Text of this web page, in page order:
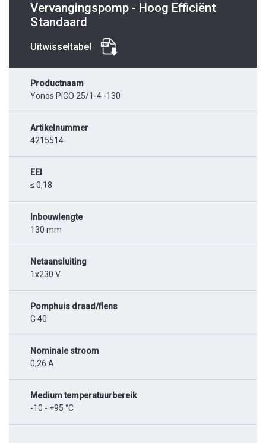
Vervangingspomp - Hoog Efficiënt
Standaard
Uitwisseltabel
Productnaam
Yonos PICO 25/1-4 -130
Artikelnummer
4215514
EEI
≤ 0,18
Inbouwlengte
130 mm
Netaansluiting
1x230 V
Pomphuis draad/flens
G 40
Nominale stroom
0,26 A
Medium temperatuurbereik
-10 - +95 °C